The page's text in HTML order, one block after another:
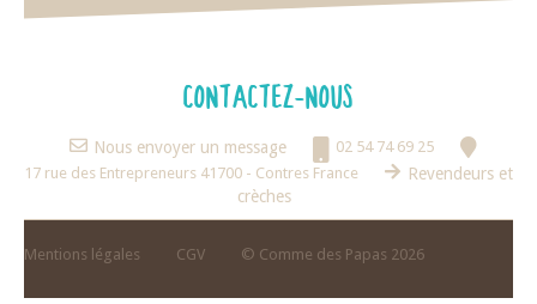
CONTACTEZ-NOUS
Nous envoyer un message
02 54 74 69 25
17 rue des Entrepreneurs 41700 - Contres France
Revendeurs et
crèches
Mentions légales CGV © Comme des Papas 2026